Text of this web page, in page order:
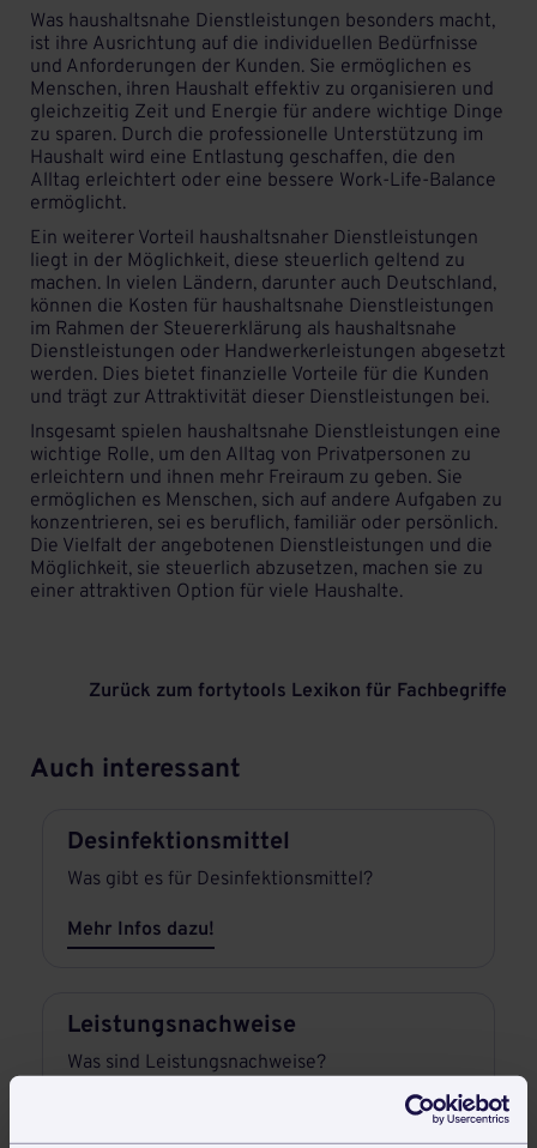
Was haushaltsnahe Dienstleistungen besonders macht,
ist ihre Ausrichtung auf die individuellen Bedürfnisse
und Anforderungen der Kunden. Sie ermöglichen es
Menschen, ihren Haushalt effektiv zu organisieren und
gleichzeitig Zeit und Energie für andere wichtige Dinge
zu sparen. Durch die professionelle Unterstützung im
Haushalt wird eine Entlastung geschaffen, die den
Alltag erleichtert oder eine bessere Work-Life-Balance
ermöglicht.
Ein weiterer Vorteil haushaltsnaher Dienstleistungen
liegt in der Möglichkeit, diese steuerlich geltend zu
machen. In vielen Ländern, darunter auch Deutschland,
können die Kosten für haushaltsnahe Dienstleistungen
im Rahmen der Steuererklärung als haushaltsnahe
Dienstleistungen oder Handwerkerleistungen abgesetzt
werden. Dies bietet finanzielle Vorteile für die Kunden
und trägt zur Attraktivität dieser Dienstleistungen bei.
Insgesamt spielen haushaltsnahe Dienstleistungen eine
wichtige Rolle, um den Alltag von Privatpersonen zu
erleichtern und ihnen mehr Freiraum zu geben. Sie
ermöglichen es Menschen, sich auf andere Aufgaben zu
konzentrieren, sei es beruflich, familiär oder persönlich.
Die Vielfalt der angebotenen Dienstleistungen und die
Möglichkeit, sie steuerlich abzusetzen, machen sie zu
einer attraktiven Option für viele Haushalte.
Zurück zum fortytools Lexikon für Fachbegriffe
Auch interessant
Desinfektionsmittel
Was gibt es für Desinfektionsmittel?
Mehr Infos dazu!
Leistungsnachweise
Was sind Leistungsnachweise?